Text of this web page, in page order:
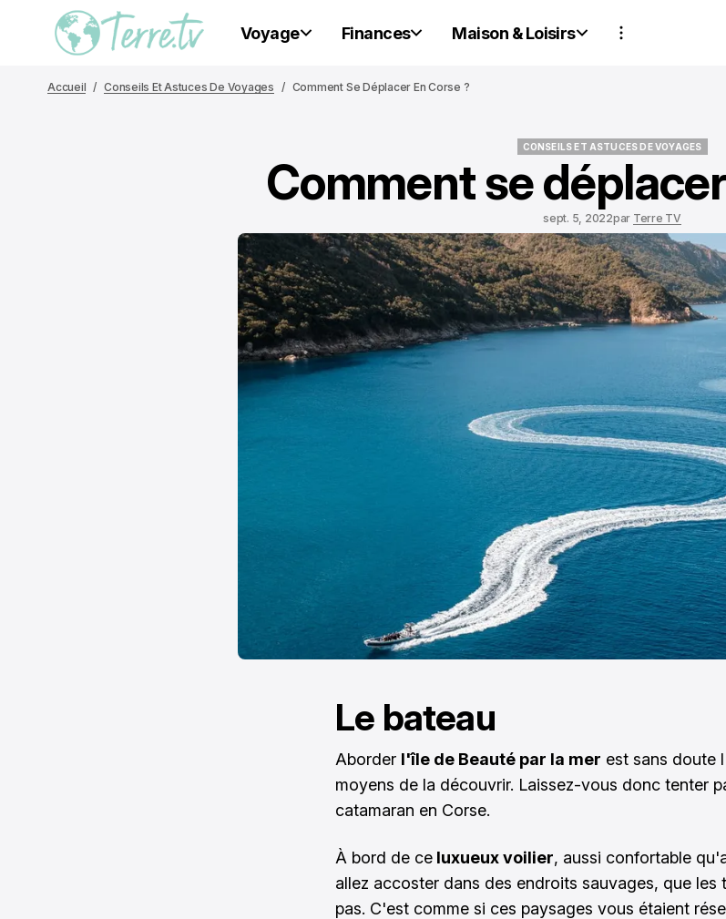
Voyage Finances Maison & Loisirs
Accueil Conseils Et Astuces De Voyages Comment Se Déplacer En Corse ?
CONSEILS ET ASTUCES DE VOYAGES
CONSEILS ET ASTUCES DE VOYAGES
Comment se
sept. 5, 2022par Terre TV
Le bateau
Aborder l'île de Beauté par la mer est sans doute
moyens de la découvrir. Laissez-vous donc tenter
catamaran en Corse.
À bord de ce luxueux voilier, aussi confortable
allez accoster dans des endroits sauvages, que les
pas. C'est comme si ces paysages vous étaient